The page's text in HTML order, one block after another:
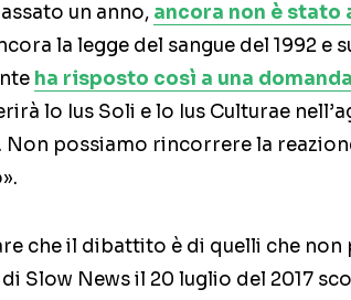
un anno, ancora non è stato
la legge del sangue del 1992 e
ha risposto così a una
lo Ius Soli e lo Ius Culturae
possiamo rincorrere la
che il dibattito è di quelli che non
Slow News il 20 luglio del 2017